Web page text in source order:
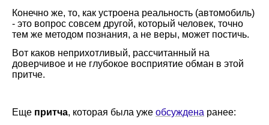
Конечно же, то, как устроена реальность (автомобиль)
- это вопрос совсем другой, который человек, точно
тем же методом познания, а не веры, может постичь.
Вот каков неприхотливый, рассчитанный на
доверчивое и не глубокое восприятие обман в этой
притче.
Еще притча, которая была уже обсуждена ранее: